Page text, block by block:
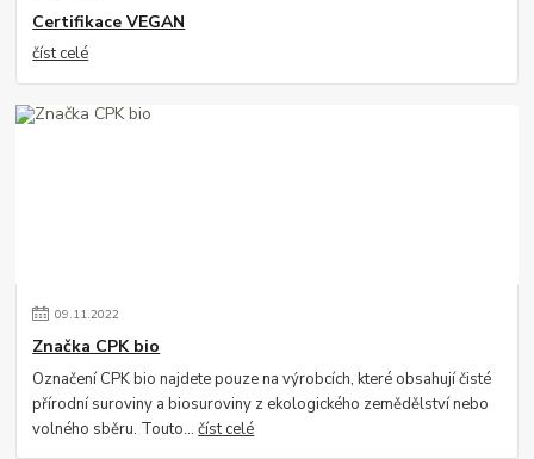
Certifikace VEGAN
číst celé
09.11.2022
Značka CPK bio
Označení CPK bio najdete pouze na výrobcích, které obsahují čisté
přírodní suroviny a biosuroviny z ekologického zemědělství nebo
volného sběru. Touto...číst celé